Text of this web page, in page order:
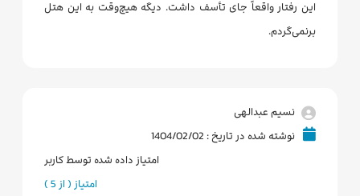
این رفتار واقعاً جای تأسف داشت. دیگه هیچ‌وقت به این هتل
برنمی‌گردم.
نسیم عبدالهی
نوشته شده در تاریخ : 1404/02/02
امتیاز داده شده توسط کاربر
امتیاز ( از 5 )